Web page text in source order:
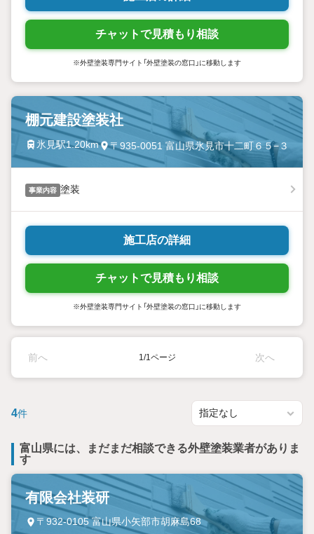
チャットで見積もり相談
※外壁塗装専門サイト「外壁塗装の窓口」に移動します
棚元建設塗装社
氷見駅1.20km 〒935-0051 富山県氷見市十二町６５−３
事業内容 塗装
施工店の詳細
チャットで見積もり相談
※外壁塗装専門サイト「外壁塗装の窓口」に移動します
前へ 1/1ページ 次へ
4件
富山県には、まだまだ相談できる外壁塗装業者がありま
す
有限会社装研
〒932-0105 富山県小矢部市胡麻島68